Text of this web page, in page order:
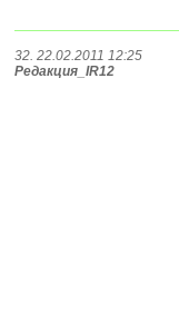
32. 22.02.2011 12:25
Редакция_IR12